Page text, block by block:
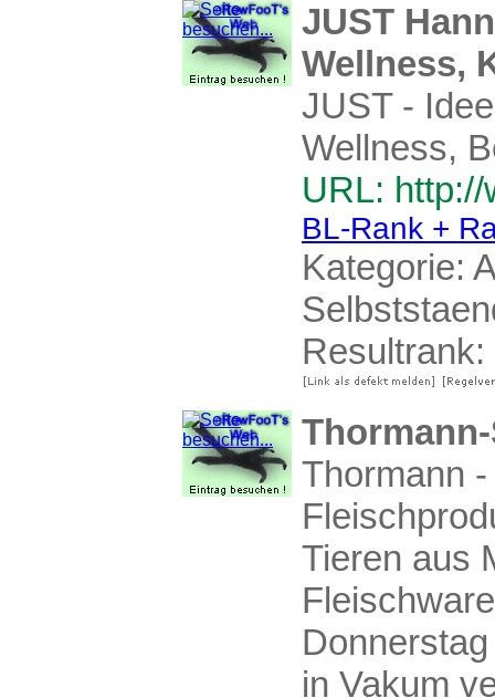
JUST
Wellness,
JUST -
Wellness,
URL:
BL-Rank +
Kategorie:
Resultrank:
Thormann
Tieren aus
in Vakum